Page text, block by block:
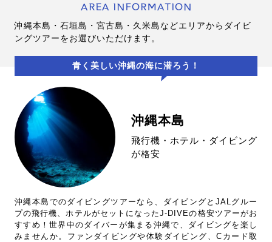
AREA INFORMATION
沖縄本島・石垣島・宮古島・久米島などエリアからダイビ
ングツアーをお選びいただけます。
青く美しい沖縄の海に潜ろう！
沖縄本島
飛行機・ホテル・ダイビング
が格安
沖縄本島でのダイビングツアーなら、ダイビングとJALグルー
プの飛行機、ホテルがセットになったJ-DIVEの格安ツアーがお
すすめ！世界中のダイバーが集まる沖縄で、ダイビングを楽し
みませんか。ファンダイビングや体験ダイビング、Cカード取